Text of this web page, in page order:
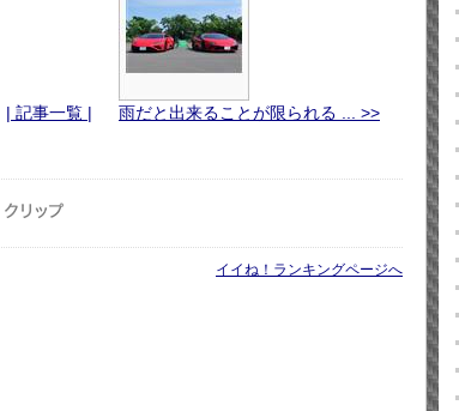
| 記事一覧 | 雨だと出来ることが限られる ... >>
イイね！ランキングページへ